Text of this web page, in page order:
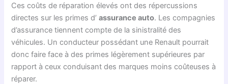
Ces coûts de réparation élevés ont des répercussions
directes sur les primes d’assurance auto. Les compagnies
d’assurance tiennent compte de la sinistralité des
véhicules. Un conducteur possédant une Renault pourrait
donc faire face à des primes légèrement supérieures par
rapport à ceux conduisant des marques moins coûteuses à
réparer.